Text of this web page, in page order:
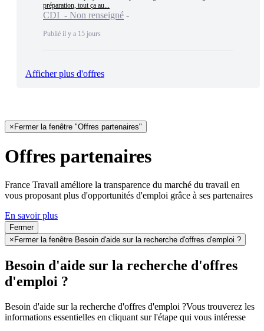
préparation, tout ça au...
CDI - Non renseigné
Publié il y a 15 jours
Afficher plus d'offres
×Fermer la fenêtre "Offres partenaires"
Offres partenaires
France Travail améliore la transparence du marché du travail en
vous proposant plus d'opportunités d'emploi grâce à ses partenaires
En savoir plus
Fermer
× Fermer la fenêtre Besoin d'aide sur la recherche d'offres d'emploi ?
Besoin d'aide sur la recherche d'offres
d'emploi ?
Besoin d'aide sur la recherche d'offres d'emploi ?Vous trouverez les
informations essentielles en cliquant sur l'étape qui vous intéresse